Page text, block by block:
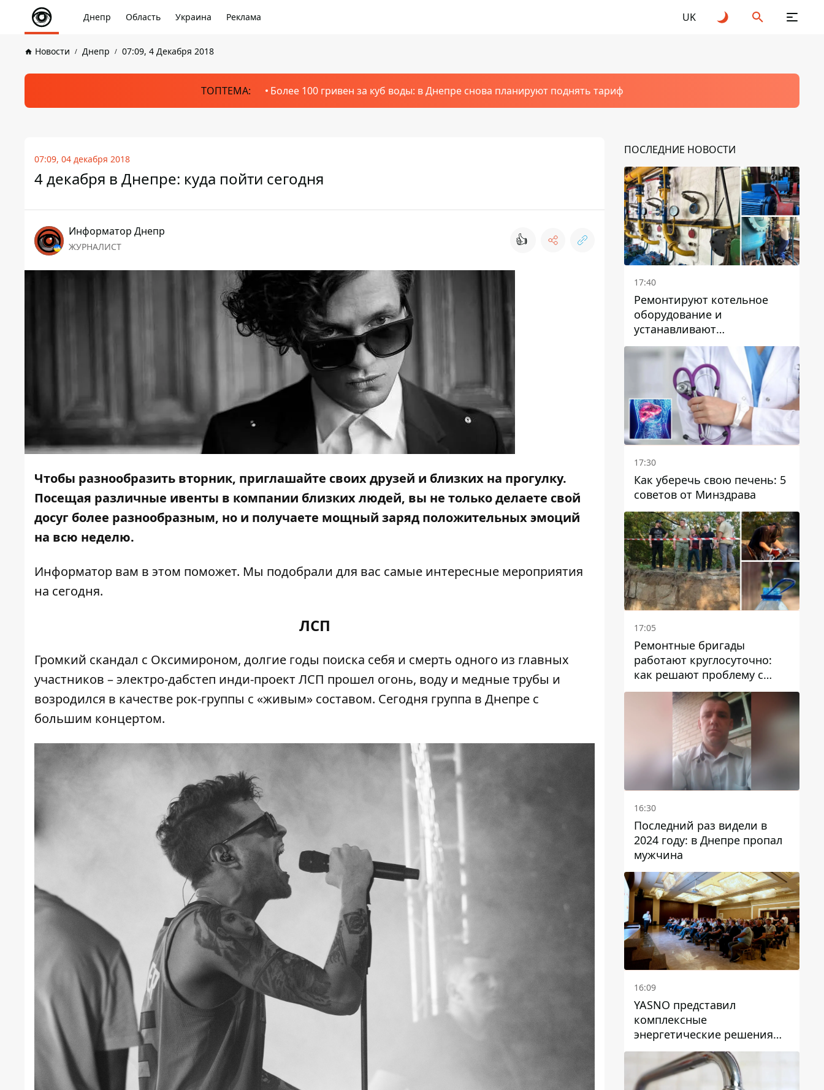
Днепр Область Украина Реклама UK
Новости Днепр 07:09, 4 Декабря 2018
ТОПТЕМА: Более 100 гривен за куб воды: в Днепре снова планируют поднять тариф
07:09, 04 декабря 2018
4 декабря в Днепре: куда пойти сегодня
Информатор Днепр
ЖУРНАЛИСТ 👍
Чтобы разнообразить вторник, приглашайте своих друзей и близких на прогулку.
Посещая различные ивенты в компании близких людей, вы не только делаете свой
досуг более разнообразным, но и получаете мощный заряд положительных эмоций
на всю неделю.
Информатор вам в этом поможет. Мы подобрали для вас самые интересные мероприятия
на сегодня.
ЛСП
Громкий скандал с Оксимироном, долгие годы поиска себя и смерть одного из главных
участников – электро-дабстеп инди-проект ЛСП прошел огонь, воду и медные трубы и
возродился в качестве рок-группы с «живым» составом. Сегодня группа в Днепре с
большим концертом.
ПОСЛЕДНИЕ НОВОСТИ
17:40
Ремонтируют котельное
оборудование и
устанавливают
генераторные установки:
как в Днепре готовятся к
отопительному сезону
17:30
Как уберечь свою печень: 5
советов от Минздрава
17:05
Ремонтные бригады
работают круглосуточно:
как решают проблему с
водой в Марганецкой
громаде
16:30
Последний раз видели в
2024 году: в Днепре пропал
мужчина
16:09
YASNO представил
комплексные
энергетические решения
для бизнеса в Днепре